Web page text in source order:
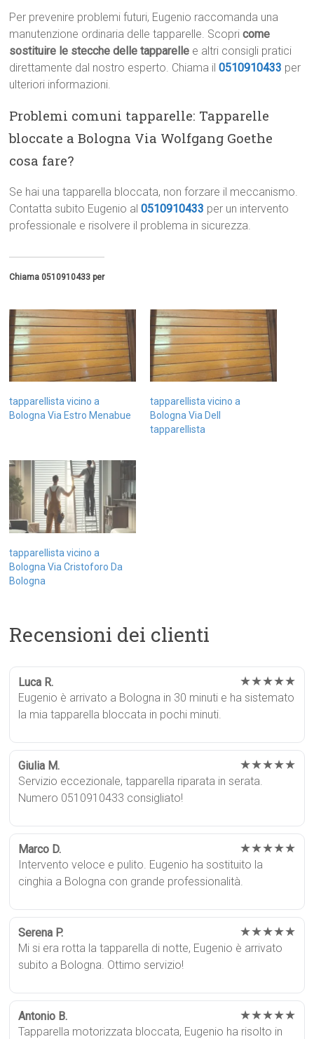
Per prevenire problemi futuri, Eugenio raccomanda una
manutenzione ordinaria delle tapparelle. Scopricome
sostituire le stecche delle tapparelle e altri consigli pratici
direttamente dal nostro esperto. Chiama il0510910433 per
ulteriori informazioni.
Problemi comuni tapparelle: Tapparelle
bloccate a Bologna Via Wolfgang Goethe
cosa fare?
Se hai una tapparella bloccata, non forzare il meccanismo.
Contatta subito Eugenio al0510910433 per un intervento
professionale e risolvere il problema in sicurezza.
Chiama 0510910433 per
tapparellista vicino a
Bologna Via Estro Menabue
tapparellista vicino a
Bologna Via Dell
tapparellista
tapparellista vicino a
Bologna Via Cristoforo Da
Bologna
Recensioni dei clienti
Luca R. ★★★★★
Eugenio è arrivato a Bologna in 30 minuti e ha sistemato
la mia tapparella bloccata in pochi minuti.
Giulia M. ★★★★★
Servizio eccezionale, tapparella riparata in serata.
Numero 0510910433 consigliato!
Marco D. ★★★★★
Intervento veloce e pulito. Eugenio ha sostituito la
cinghia a Bologna con grande professionalità.
Serena P. ★★★★★
Mi si era rotta la tapparella di notte, Eugenio è arrivato
subito a Bologna. Ottimo servizio!
Antonio B. ★★★★★
Tapparella motorizzata bloccata, Eugenio ha risolto in